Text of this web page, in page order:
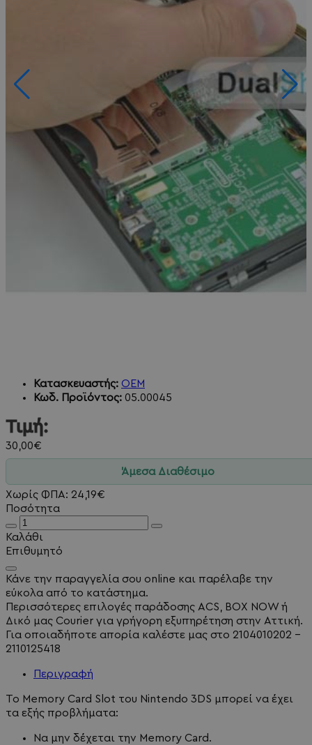
Κατασκευαστής: OEM
Κωδ. Προϊόντος: 05.00045
Τιμή:
30,00€
Άμεσα Διαθέσιμο
Χωρίς ΦΠΑ: 24,19€
Ποσότητα
Καλάθι
Επιθυμητό
Κάνε την παραγγελία σου online και παρέλαβε την
εύκολα από το κατάστημα.
Περισσότερες επιλογές παράδοσης ACS, BOX NOW ή
Δικό μας Courier για γρήγορη εξυπηρέτηση στην Αττική.
Για οποιαδήποτε απορία καλέστε μας στο 2104010202 -
2110125418
Περιγραφή
Το Memory Card Slot του Nintendo 3DS μπορεί να έχει
τα εξής προβλήματα:
Να μην δέχεται την Memory Card.